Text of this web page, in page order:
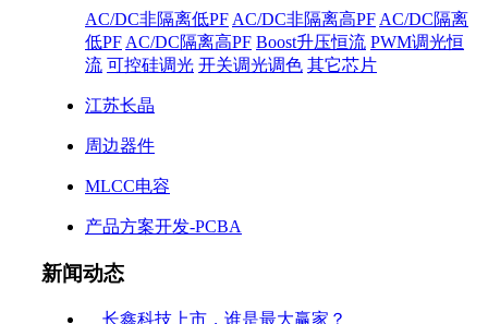
AC/DC非隔离低PF AC/DC非隔离高PF AC/DC隔离
低PF AC/DC隔离高PF Boost升压恒流 PWM调光恒
流 可控硅调光 开关调光调色 其它芯片
江苏长晶
周边器件
MLCC电容
产品方案开发-PCBA
新闻动态
长鑫科技上市，谁是最大赢家？